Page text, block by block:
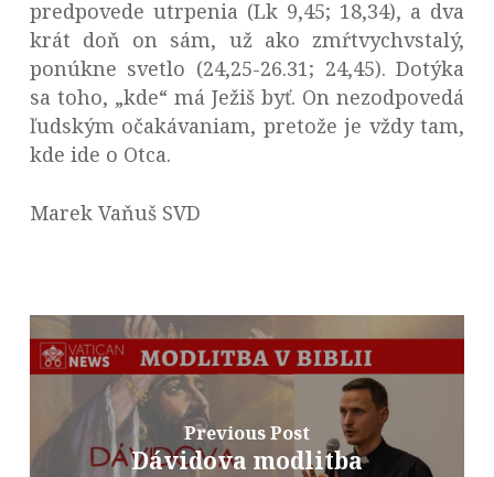
predpovede utrpenia (Lk 9,45; 18,34), a dva
krát doň on sám, už ako zmŕtvychvstalý,
ponúkne svetlo (24,25-26.31; 24,45). Dotýka
sa toho, „kde“ má Ježiš byť. On nezodpovedá
ľudským očakávaniam, pretože je vždy tam,
kde ide o Otca.
Marek Vaňuš SVD
Previous Post
Dávidova modlitba